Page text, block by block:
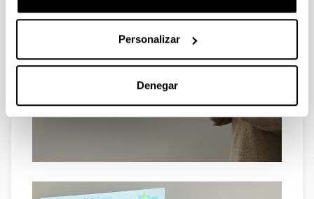
Personalizar
Denegar